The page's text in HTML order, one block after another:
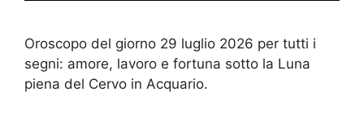
Oroscopo del giorno 29 luglio 2026 per tutti i
segni: amore, lavoro e fortuna sotto la Luna
piena del Cervo in Acquario.